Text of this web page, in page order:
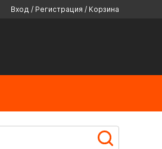
Вход / Регистрация / Корзина